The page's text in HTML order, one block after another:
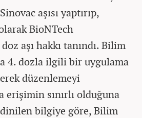
aşısı yaptırıp,
BioNTech
aşı hakkı tanındı. Bilim
4. dozla ilgili bir uygulama
düzenlemeyi
erişimin sınırlı olduğuna
bilgiye göre, Bilim